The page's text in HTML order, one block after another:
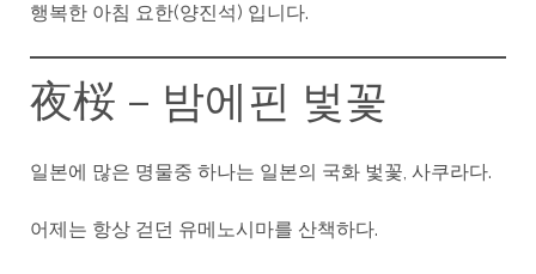
행복한 아침 요한(양진석) 입니다.
夜桜 – 밤에핀 벛꽃
일본에 많은 명물중 하나는 일본의 국화 벛꽃, 사쿠라다.
어제는 항상 걷던 유메노시마를 산책하다.